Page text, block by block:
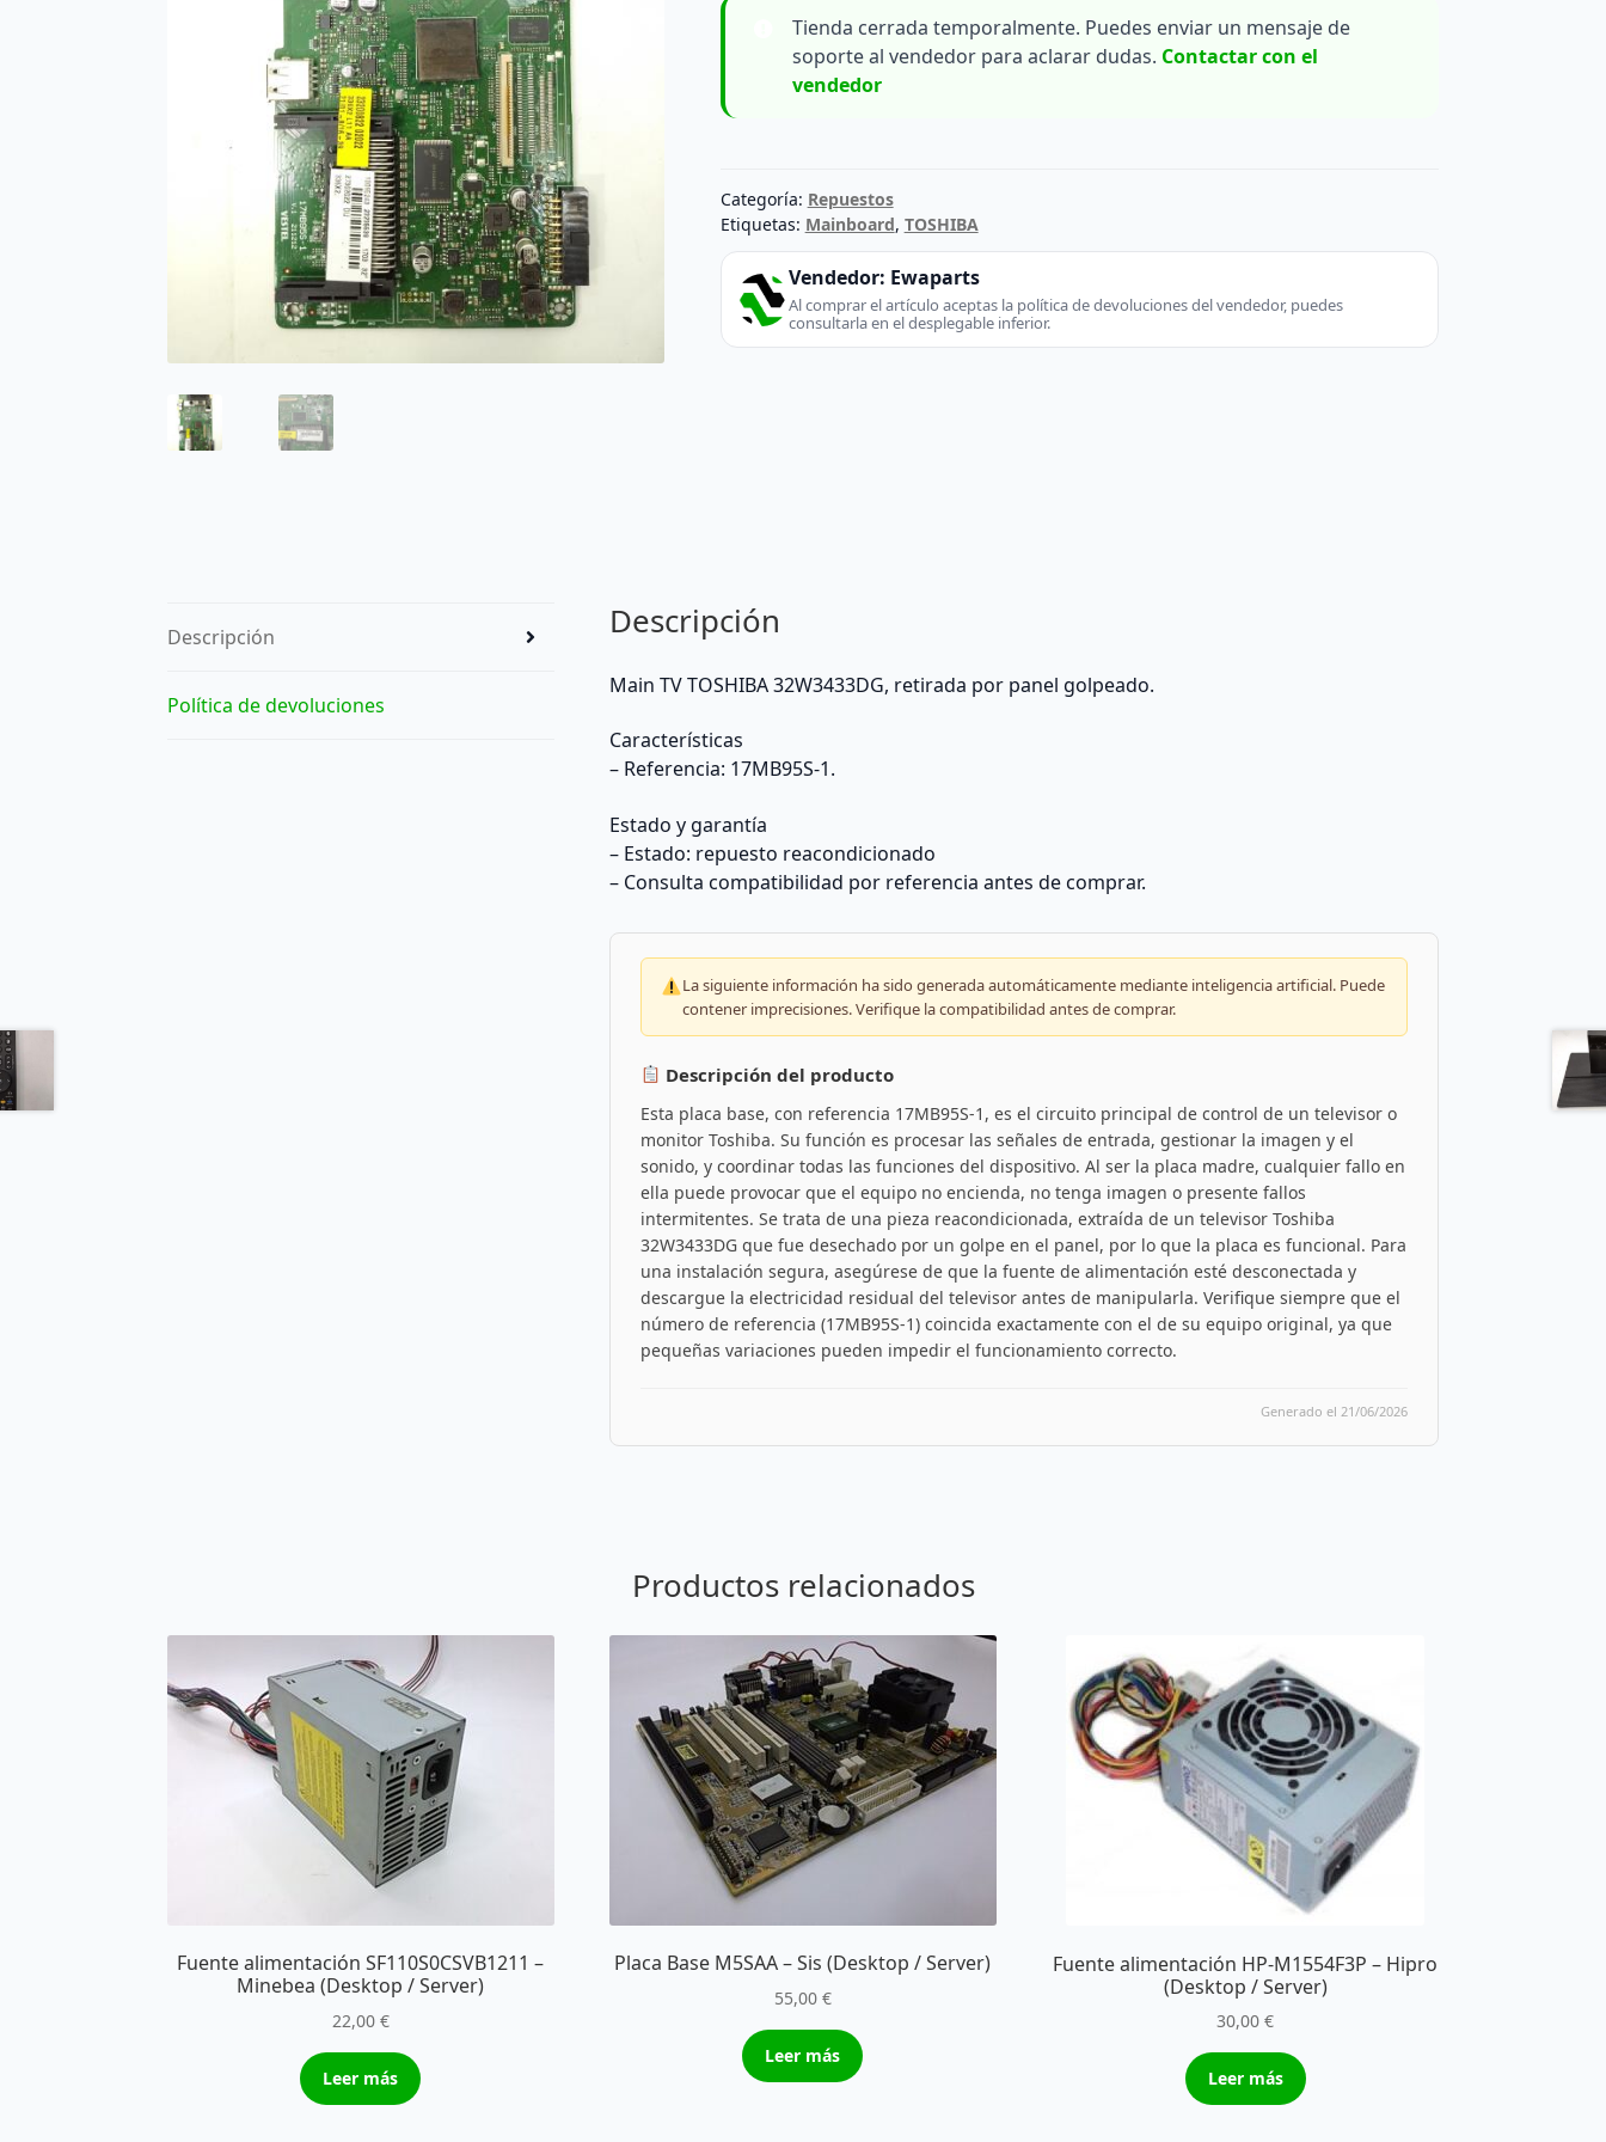
Tienda cerrada temporalmente. Puedes enviar un mensaje de
soporte al vendedor para aclarar dudas. Contactar con el
vendedor
Categoría: Repuestos
Etiquetas: Mainboard, TOSHIBA
Vendedor: Ewaparts
Al comprar el artículo aceptas la política de devoluciones del vendedor, puedes
consultarla en el desplegable inferior.
Descripción
Política de devoluciones
Descripción
Main TV TOSHIBA 32W3433DG, retirada por panel golpeado.
Características
– Referencia: 17MB95S-1.
Estado y garantía
– Estado: repuesto reacondicionado
– Consulta compatibilidad por referencia antes de comprar.
La siguiente información ha sido generada automáticamente mediante inteligencia artificial. Puede
contener imprecisiones. Verifique la compatibilidad antes de comprar.
Descripción del producto
Esta placa base, con referencia 17MB95S-1, es el circuito principal de control de un televisor o
monitor Toshiba. Su función es procesar las señales de entrada, gestionar la imagen y el
sonido, y coordinar todas las funciones del dispositivo. Al ser la placa madre, cualquier fallo en
ella puede provocar que el equipo no encienda, no tenga imagen o presente fallos
intermitentes. Se trata de una pieza reacondicionada, extraída de un televisor Toshiba
32W3433DG que fue desechado por un golpe en el panel, por lo que la placa es funcional. Para
una instalación segura, asegúrese de que la fuente de alimentación esté desconectada y
descargue la electricidad residual del televisor antes de manipularla. Verifique siempre que el
número de referencia (17MB95S-1) coincida exactamente con el de su equipo original, ya que
pequeñas variaciones pueden impedir el funcionamiento correcto.
Generado el 21/06/2026
Productos relacionados
Fuente alimentación SF110S0CSVB1211 –
Minebea (Desktop / Server)
22,00 €
Leer más
Placa Base M5SAA – Sis (Desktop / Server)
55,00 €
Leer más
Fuente alimentación HP-M1554F3P – Hipro
(Desktop / Server)
30,00€
Leer más